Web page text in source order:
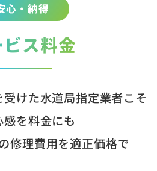
心・納得
ス料金
けた水道局指定業者こそ
感を料金にも
修理費用を適正価格で